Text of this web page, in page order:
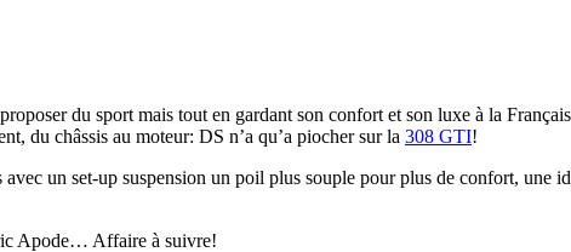
du sport mais tout en gardant son confort et son luxe à la
du châssis au moteur: DS n’a qu’a piocher sur la 308 GTI!
un set-up suspension un poil plus souple pour plus de confort, une
Apode… Affaire à suivre!